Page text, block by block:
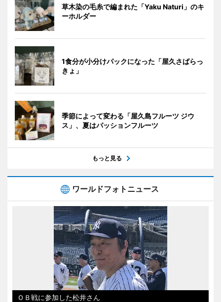
草木染の毛糸で編まれた「Yaku Naturi」のキ
ーホルダー
1食分が小分けパックになった「屋久さばらっ
きょ」
季節によって変わる「屋久島フルーツ ジウ
ス」、夏はパッションフルーツ
もっと見る
ワールドフォトニュース
ＯＢ戦に参加した松井さん